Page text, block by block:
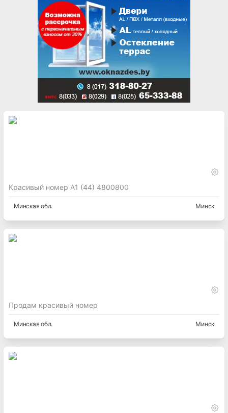
Красивый номер А1 (44) 4800800
Минская обл. Минск
Продам красивый номер
Минская обл. Минск